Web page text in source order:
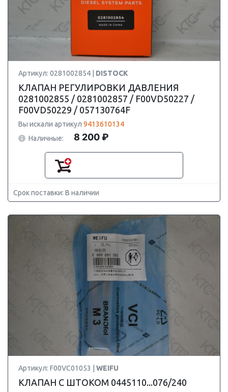
Артикул: 0281002854 | DISTOCK
КЛАПАН РЕГУЛИРОВКИ ДАВЛЕНИЯ
0281002855 / 0281002857 / F00VD50227 /
F00VD50229 / 057130764F
Вы искали артикул 9413610134
Наличные:
8 200 ₽
Срок поставки: В наличии
Артикул: F00VC01053 | WEIFU
КЛАПАН С ШТОКОМ 0445110...076/240